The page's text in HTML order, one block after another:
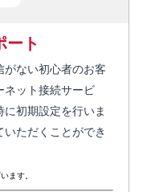
ート
がない初心者のお客
ネット接続サービ
初期設定を行いま
ただくことができ
ます。